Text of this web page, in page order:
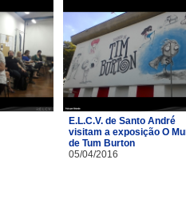
E.L.C.V. de Santo André
visitam a exposição O
de Tum Burton
05/04/2016